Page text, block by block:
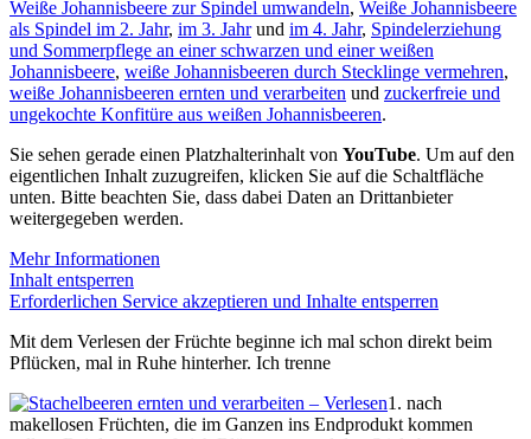
Weiße Johannisbeere zur Spindel umwandeln, Weiße Johannisbeere
als Spindel im 2. Jahr, im 3. Jahrund im 4. Jahr, Spindelerziehung
und Sommerpflege an einer schwarzen und einer weißen
Johannisbeere, weiße Johannisbeeren durch Stecklinge vermehren,
weiße Johannisbeeren ernten und verarbeiten und zuckerfreie und
ungekochte Konfitüre aus weißen Johannisbeeren.
Sie sehen gerade einen Platzhalterinhalt von YouTube. Um auf den
eigentlichen Inhalt zuzugreifen, klicken Sie auf die Schaltfläche
unten. Bitte beachten Sie, dass dabei Daten an Drittanbieter
weitergegeben werden.
Mehr Informationen
Inhalt entsperren
Erforderlichen Service akzeptieren und Inhalte entsperren
Mit dem Verlesen der Früchte beginne ich mal schon direkt beim
Pflücken, mal in Ruhe hinterher. Ich trenne
1. nach
makellosen Früchten, die im Ganzen ins Endprodukt kommen